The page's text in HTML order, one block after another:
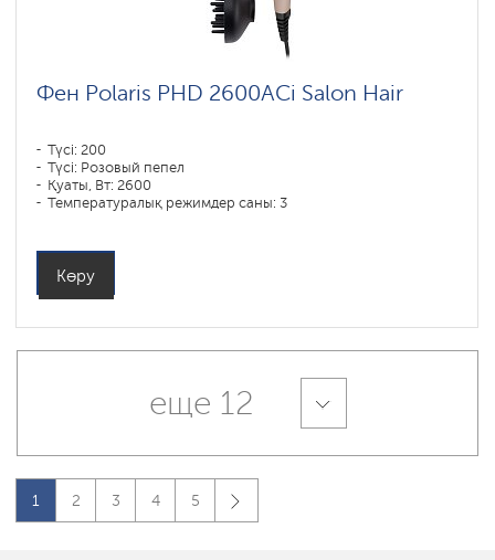
Фен Polaris PHD 2600AСi Salon Hair
Түсі: 200
Түсі: Розовый пепел
Қуаты, Вт: 2600
Температуралық режимдер саны: 3
Көру
еще 12
1 2 3 4 5